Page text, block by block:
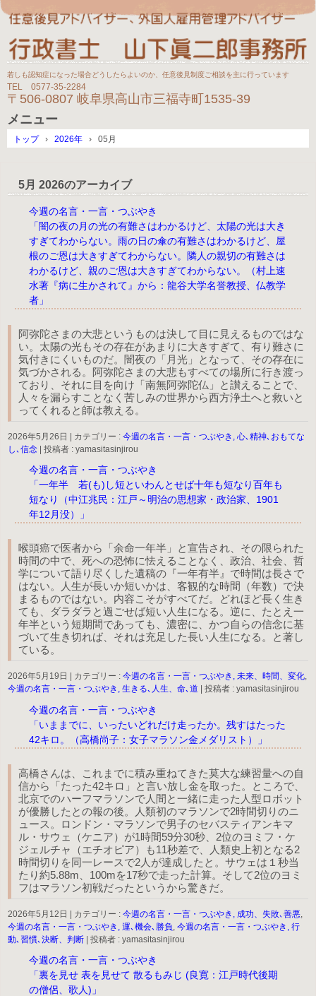
若しも認知症になった場合どうしたらよいのか、任意後見制度ご相談を主に行っています
TEL 0577-35-2284
〒506-0807 岐阜県高山市三福寺町1535-39
メニュー
ン
トップ › 2026年 › 05月
5月 2026のアーカイブ
今週の名言・一言・つぶやき
「闇の夜の月の光の有難さはわかるけど、太陽の光は大き
すぎてわからない。雨の日の傘の有難さはわかるけど、屋
根のご恩は大きすぎてわからない。隣人の親切の有難さは
わかるけど、親のご恩は大きすぎてわからない。（村上速
水著『病に生かされて』から：龍谷大学名誉教授、仏教学
者」
阿弥陀さまの大悲というものは決して目に見えるものではな
い。太陽の光もその存在があまりに大きすぎて、有り難さに
気付きにくいものだ。闇夜の「月光」となって、その存在に
気づかされる。阿弥陀さまの大悲もすべての場所に行き渡っ
ており、それに目を向け「南無阿弥陀仏」と讃えることで、
人々を漏らすことなく苦しみの世界から西方浄土へと救いと
ってくれると師は教える。
2026年5月26日 カテゴリー : 今週の名言・一言・つぶやき, 心､精神､おもてな
し､信念
投稿者 : yamasitasinjirou
今週の名言・一言・つぶやき
「一年半 若(も)し短といわんとせば十年も短なり百年も
短なり（中江兆民：江戸～明治の思想家・政治家、1901
年12月没）」
喉頭癌で医者から「余命一年半」と宣告され、その限られた
時間の中で、死への恐怖に怯えることなく、政治、社会、哲
学について語り尽くした遺稿の『一年有半』で時間は長さで
はない。人生が長いか短いかは、客観的な時間（年数）で決
まるものではない。内容こそがすべてだ。どれほど長く生き
ても、ダラダラと過ごせば短い人生になる。逆に、たとえ一
年半という短期間であっても、濃密に、かつ自らの信念に基
づいて生き切れば、それは充足した長い人生になる。と著し
ている。
2026年5月19日 カテゴリー : 今週の名言・一言・つぶやき, 未来、時間、変化,
今週の名言・一言・つぶやき, 生きる､人生、命､道
投稿者 : yamasitasinjirou
今週の名言・一言・つぶやき
「いままでに、いったいどれだけ走ったか。残すはたった
42キロ。（高橋尚子：女子マラソン金メダリスト）」
高橋さんは、これまでに積み重ねてきた莫大な練習量への自
信から「たった42キロ」と言い放し金を取った。ところで、
北京でのハーフマラソンで人間と一緒に走った人型ロボット
が優勝したとの報の後。人類初のマラソンで2時間切りのニ
ュース。ロンドン・マラソンで男子のセバスティアンキマ
ル・サウェ（ケニア）が1時間59分30秒、2位のヨミフ・ケ
ジェルチャ（エチオピア）も11秒差で、人類史上初となる2
時間切りを同一レースで2人が達成したと。サウェは１秒当
たり約5.88m、100mを17秒で走った計算。そして2位のヨミ
フはマラソン初戦だったというから驚きだ。
2026年5月12日 | カテゴリー : 今週の名言・一言・つぶやき, 成功、失敗､善悪
今週の名言・一言・つぶやき, 運､機会､勝負 今週の名言・一言・つぶやき, 行
動､習慣､決断、判断 | 投稿者 : yamasitasinjirou
今週の名言・一言・つぶやき
「裏を見せ 表を見せて 散るもみじ (良寛：江戸時代後期
の僧侶、歌人)」